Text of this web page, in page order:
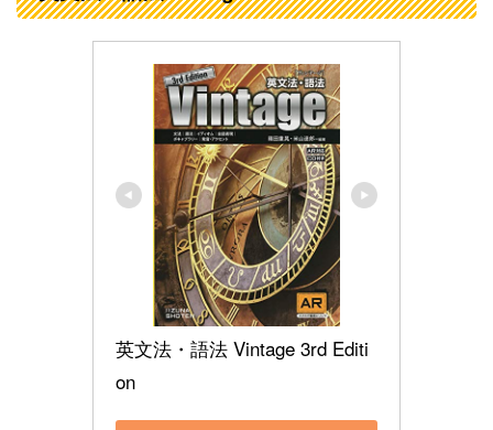
英文法・語法 Vintage 3rd Editi
on